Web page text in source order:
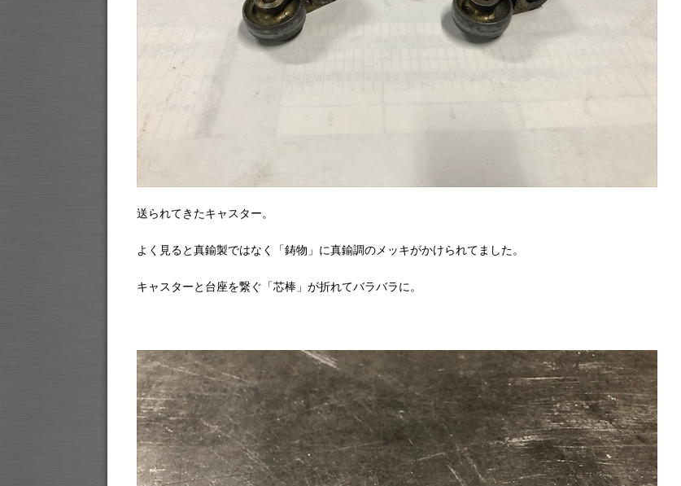
送られてきたキャスター。
よく見ると真鍮製ではなく「鋳物」に真鍮調のメッキがかけられてました。
キャスターと台座を繋ぐ「芯棒」が折れてバラバラに。